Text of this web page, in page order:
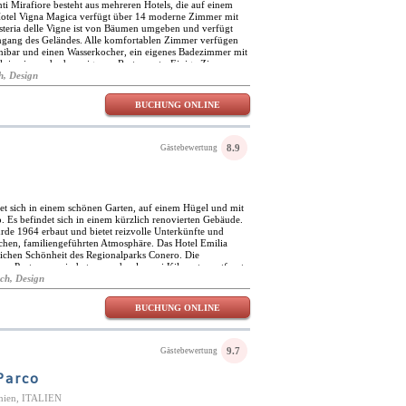
Mirafiore besteht aus mehreren Hotels, die auf einem
Vigna Magica verfügt über 14 moderne Zimmer mit
delle Vigne ist von Bäumen umgeben und verfügt
des Geländes. Alle komfortablen Zimmer verfügen
und einen Wasserkocher, ein eigenes Badezimmer mit
einem der hauseigenen Restaurants. Einige Zimmer
oder ein Badezimmer mit offenem Schnitt.
verfügen über einen kleinen Teetisch und einige
eine Terrasse. Es gibt verschiedene gastronomische
ein Businesscenter für Meetings und Events sowie
mit regionalen Produkten. Besuchen Sie die
ländlichen Umgebung.
Design
BUCHUNG ONLINE
Gästebewertung 8.9
sich in einem schönen Garten, auf einem Hügel und mit
befindet sich in einem kürzlich renovierten Gebäude.
1964 erbaut und bietet reizvolle Unterkünfte und
familiengeführten Atmosphäre. Das Hotel Emilia
Schönheit des Regionalparks Conero. Die
Portonovo sind etwas mehr als zwei Kilometer entfernt.
dem spektakulären Bogen des Trajan und den
an der Adria erreichen Sie nach gut einer
eine Oase der Ruhe und bietet einen spektakulären Blick
Restaurant des Hotels Emilia serviert köstliche
Hier werden moderne Elemente mit traditionellen
können Sie im elegant eingerichteten Essbereich, der
Freien im Pavillon genießen. In den wunderschönen
Frühjahrs- und Sommermonaten zeitgenössische
anerkannten Künstlern veranstaltet.
Design
BUCHUNG ONLINE
Gästebewertung 9.7
ITALIEN